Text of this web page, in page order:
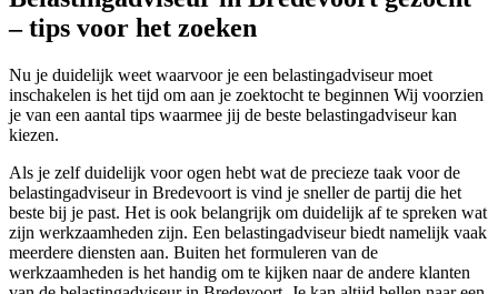
– tips voor het zoeken
Nu je duidelijk weet waarvoor je een belastingadviseur moet
inschakelen is het tijd om aan je zoektocht te beginnen Wij voorzien
je van een aantal tips waarmee jij de beste belastingadviseur kan
kiezen.
Als je zelf duidelijk voor ogen hebt wat de precieze taak voor de
belastingadviseur in Bredevoort is vind je sneller de partij die het
beste bij je past. Het is ook belangrijk om duidelijk af te spreken wat
zijn werkzaamheden zijn. Een belastingadviseur biedt namelijk vaak
meerdere diensten aan. Buiten het formuleren van de
werkzaamheden is het handig om te kijken naar de andere klanten